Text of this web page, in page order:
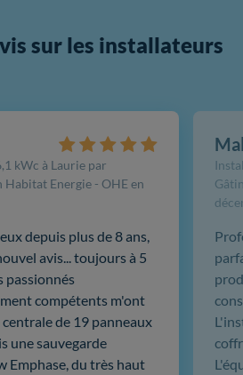
sur les installateurs
kWc à Laurie par
Energie - OHE en
depuis plus de 8 ans,
avis... toujours à 5
passionnés
compétents m'ont
de 19 panneaux
une sauvegarde
Emphase, du très haut